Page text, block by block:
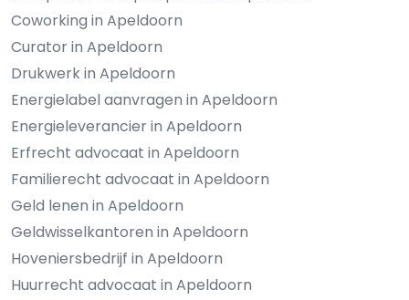
Coworking in Apeldoorn
Curator in Apeldoorn
Drukwerk in Apeldoorn
Energielabel aanvragen in Apeldoorn
Energieleverancier in Apeldoorn
Erfrecht advocaat in Apeldoorn
Familierecht advocaat in Apeldoorn
Geld lenen in Apeldoorn
Geldwisselkantoren in Apeldoorn
Hoveniersbedrijf in Apeldoorn
Huurrecht advocaat in Apeldoorn